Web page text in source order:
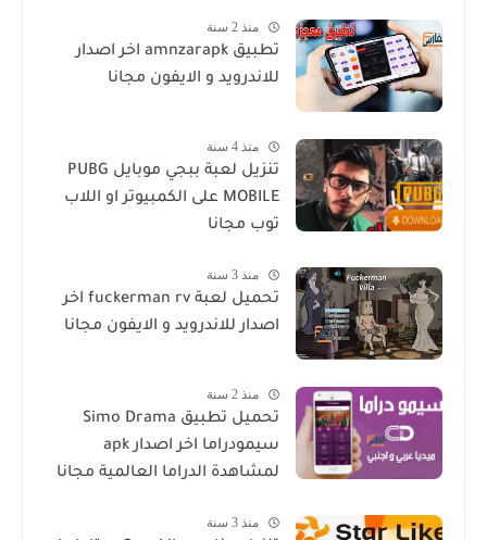
منذ 2 سنة
تطبيق amnzarapk اخر اصدار
للاندرويد و الايفون مجانا
منذ 4 سنة
تنزيل لعبة ببجي موبايل PUBG
MOBILE على الكمبيوتر او اللاب
توب مجانا
منذ 3 سنة
تحميل لعبة fuckerman rv اخر
اصدار للاندرويد و الايفون مجانا
منذ 2 سنة
تحميل تطبيق Simo Drama
سيمودراما اخر اصدار apk
لمشاهدة الدراما العالمية مجانا
منذ 3 سنة